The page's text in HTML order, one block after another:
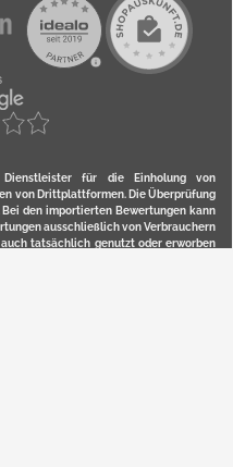
für die Einholung von
von Drittplattformen. Die Überprüfung
den importierten Bewertungen kann
ausschließlich von Verbrauchern
tatsächlich genutzt oder erworben